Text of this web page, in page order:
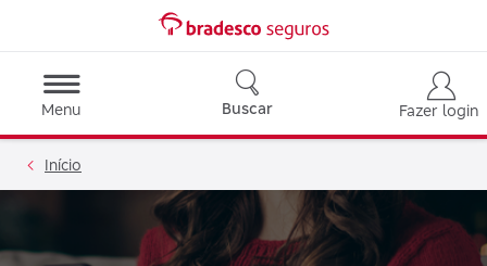
Menu Buscar Fazer login
Início